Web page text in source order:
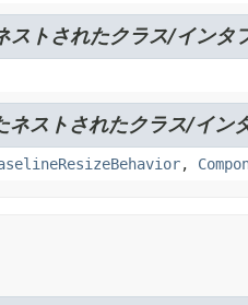
ストされたクラス/インタ
ネストされたクラス/イン
,